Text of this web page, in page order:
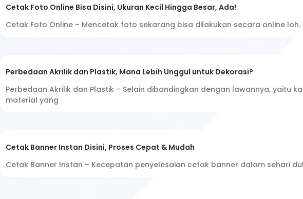
Cetak Foto Online Bisa Disini, Ukuran Kecil Hingga Besar, Ada!
Cetak Foto Online – Mencetak foto sekarang bisa dilakukan secara online
Perbedaan Akrilik dan Plastik, Mana Lebih Unggul untuk Dekorasi?
Perbedaan Akrilik dan Plastik – Selain dibandingkan dengan lawannya, yaitu
material yang
Cetak Banner Instan Disini, Proses Cepat & Mudah
Cetak Banner Instan – Kecepatan penyelesaian cetak banner dalam sehari